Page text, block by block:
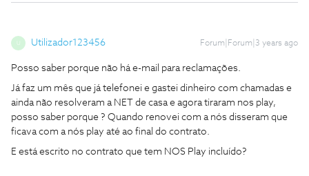
Utilizador123456 Forum|Forum|3 years ago
Posso saber porque não há e-mail para reclamações.
Já faz um mês que já telefonei e gastei dinheiro com chamadas e
ainda não resolveram a NET de casa e agora tiraram nos play,
posso saber porque ? Quando renovei com a nós disseram que
ficava com a nós play até ao final do contrato.
E está escrito no contrato que tem NOS Play incluído?